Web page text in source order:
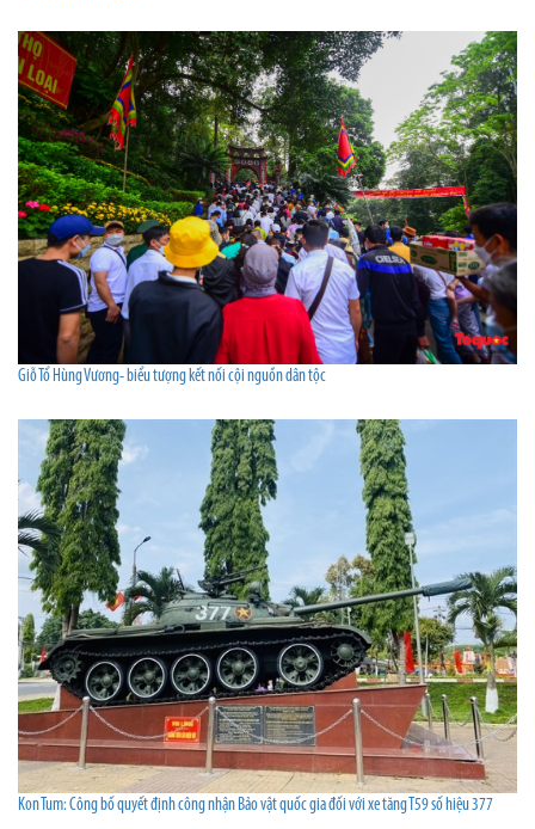
Giỗ Tổ Hùng Vương- biểu tượng kết nối cội nguồn dân tộc
Kon Tum: Công bố quyết định công nhận Bảo vật quốc gia đối với xe tăng T59 số hiệu 377